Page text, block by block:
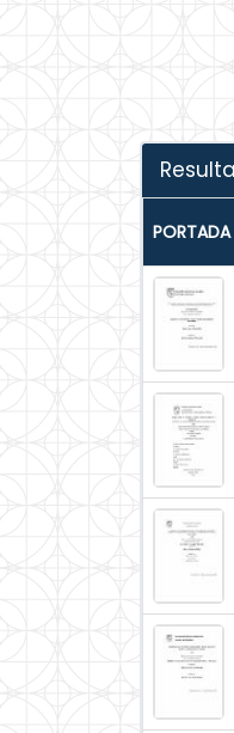
PORTADA